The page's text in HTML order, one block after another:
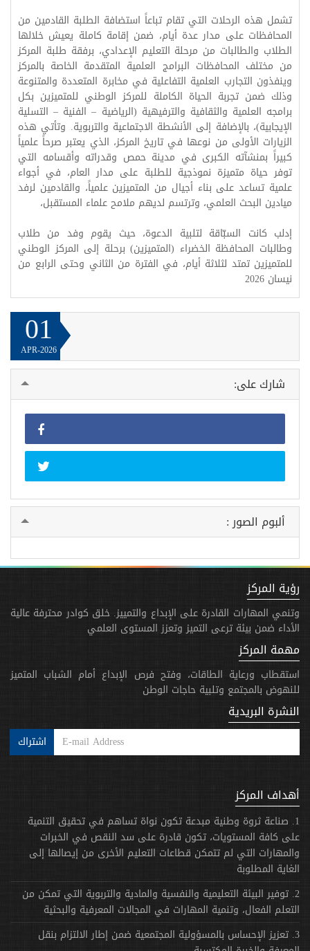
تشمل هذه الرحلات التي تقام تباعاً استضافة الطلبة القادمين من
المحافظات على مدار عدة أيام، ضمن إقامة كاملة يعيش خلالها
الطلاب والطالبات من مرحلة التعليم الإعدادي، برفقة طلبة المركز
من مختلف المحافظات البرامج العلمية المتقدمة الخاصة بالمركز
وينفذون التجارب العلمية التفاعلية في مخابرة المتعددة والمتنوعة
وذلك ضمن تجربة الحياة الكاملة للمركز الوطني للمتميزين بكل
برامجه العلمية والثقافية والترفيهية (الرياضية – الفنية – التسلية
الإيجابية)، بالإضافة إلى الأنشطة الاجتماعية والتربوية. وتأتي هذه
الزيارات الأولى من نوعها في تاريخ المركز، الذي يعتبر صرحاً علمياً
كبيراً بمنشآته الكبرى في مدينة حمص وقدراته وأقسامه التي
توفر حياة متميزة نموذجية للطلبة على مدار العام، في أجواء
علمية تساعد على بناء أجيال من المتميزين علمياً، والقادمين لرفد
ميادين البحث العلمي، وترتسم لديهم ملامح علماء المستقبل،
إدلب كانت السبّاقة لتلبية الدعوة، حيث يقوم وفد من طلاب
وطالبات المحافظة الخضراء (المتميزين) برحلة إلى المركز الوطني
للمتميزين تمتد لثلاثة أيام، في الفترة من الثاني وحتى الرابع من
نيسان 2026
01
APR-2026
شارك على:
ألبوم الصور :
رؤية المركز
وتنمي المهارات القادرة على الإبداع والتمييز. خلق كوادر محترفة عالية
الأداء ضمن بيئة ترعى التميز وتعزز المستوى العلمي
مهمة المركز
استقطاب ورعاية الطاقات، وفتح فرص الإبداع أمام الشباب المتميز
للنهوض بالمجتمع وتلبية حاجات الوطن
النشرة البريدية
اشتراك
أهداف المركز
1. صناعة ثروة وطنية مبدعة تكون نواة تساهم في تحقيق التنمية
على كافة المستويات، تكون قادرة على سد النقص في الخبرات
والمهارات التي لم تتمكن قطاعات التعليم الأخرى من إيصالها إلى
الغاية المطلوبة
2. توفير البيئة التعليمية والنفسية والمادية والتربوية التي تمكن من
التعلم الفعال، وتنمية المهارات في المجالات المعرفية والبحثية
3. تعزيز الإحساس بالمسؤولية المجتمعية ضمن إطار الالتزام بنقل